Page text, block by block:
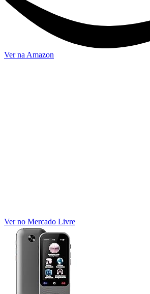
Ver na Amazon
Ver no Mercado Livre